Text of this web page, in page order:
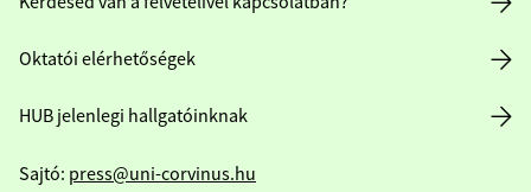
Oktatói elérhetőségek
HUB jelenlegi hallgatóinknak
Sajtó: press@uni-corvinus.hu